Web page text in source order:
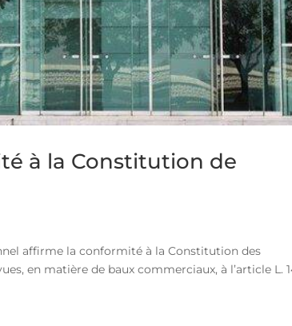
à la Constitution de
affirme la conformité à la Constitution des
en matière de baux commerciaux, à l’article L.